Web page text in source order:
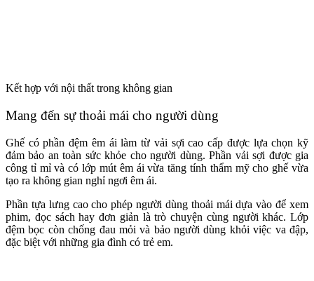
Kết hợp với nội thất trong không gian
Mang đến sự thoải mái cho người dùng
Ghế có phần đệm êm ái làm từ vải sợi cao cấp được lựa chọn kỹ
đảm bảo an toàn sức khỏe cho người dùng. Phần vải sợi được gia
công tỉ mỉ và có lớp mút êm ái vừa tăng tính thẩm mỹ cho ghế vừa
tạo ra không gian nghỉ ngơi êm ái.
Phần tựa lưng cao cho phép người dùng thoải mái dựa vào để xem
phim, đọc sách hay đơn giản là trò chuyện cùng người khác. Lớp
đệm bọc còn chống đau mỏi và bảo người dùng khỏi việc va đập,
đặc biệt với những gia đình có trẻ em.